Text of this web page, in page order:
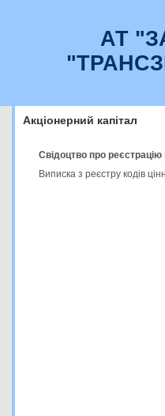
АТ
Акціонерний капітал
Свідоцтво про
Виписка з реєстру кодів